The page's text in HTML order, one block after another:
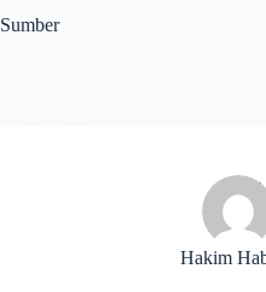
Sumber
Hakim